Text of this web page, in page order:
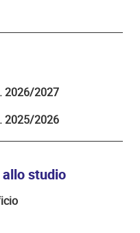
2026/2027
2025/2026
studio